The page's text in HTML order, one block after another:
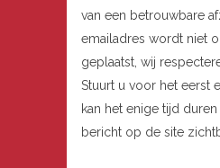
van een betrouwbare
emailadres wordt niet
geplaatst, wij
Stuurt u voor het eerst
kan het enige tijd
bericht op de site